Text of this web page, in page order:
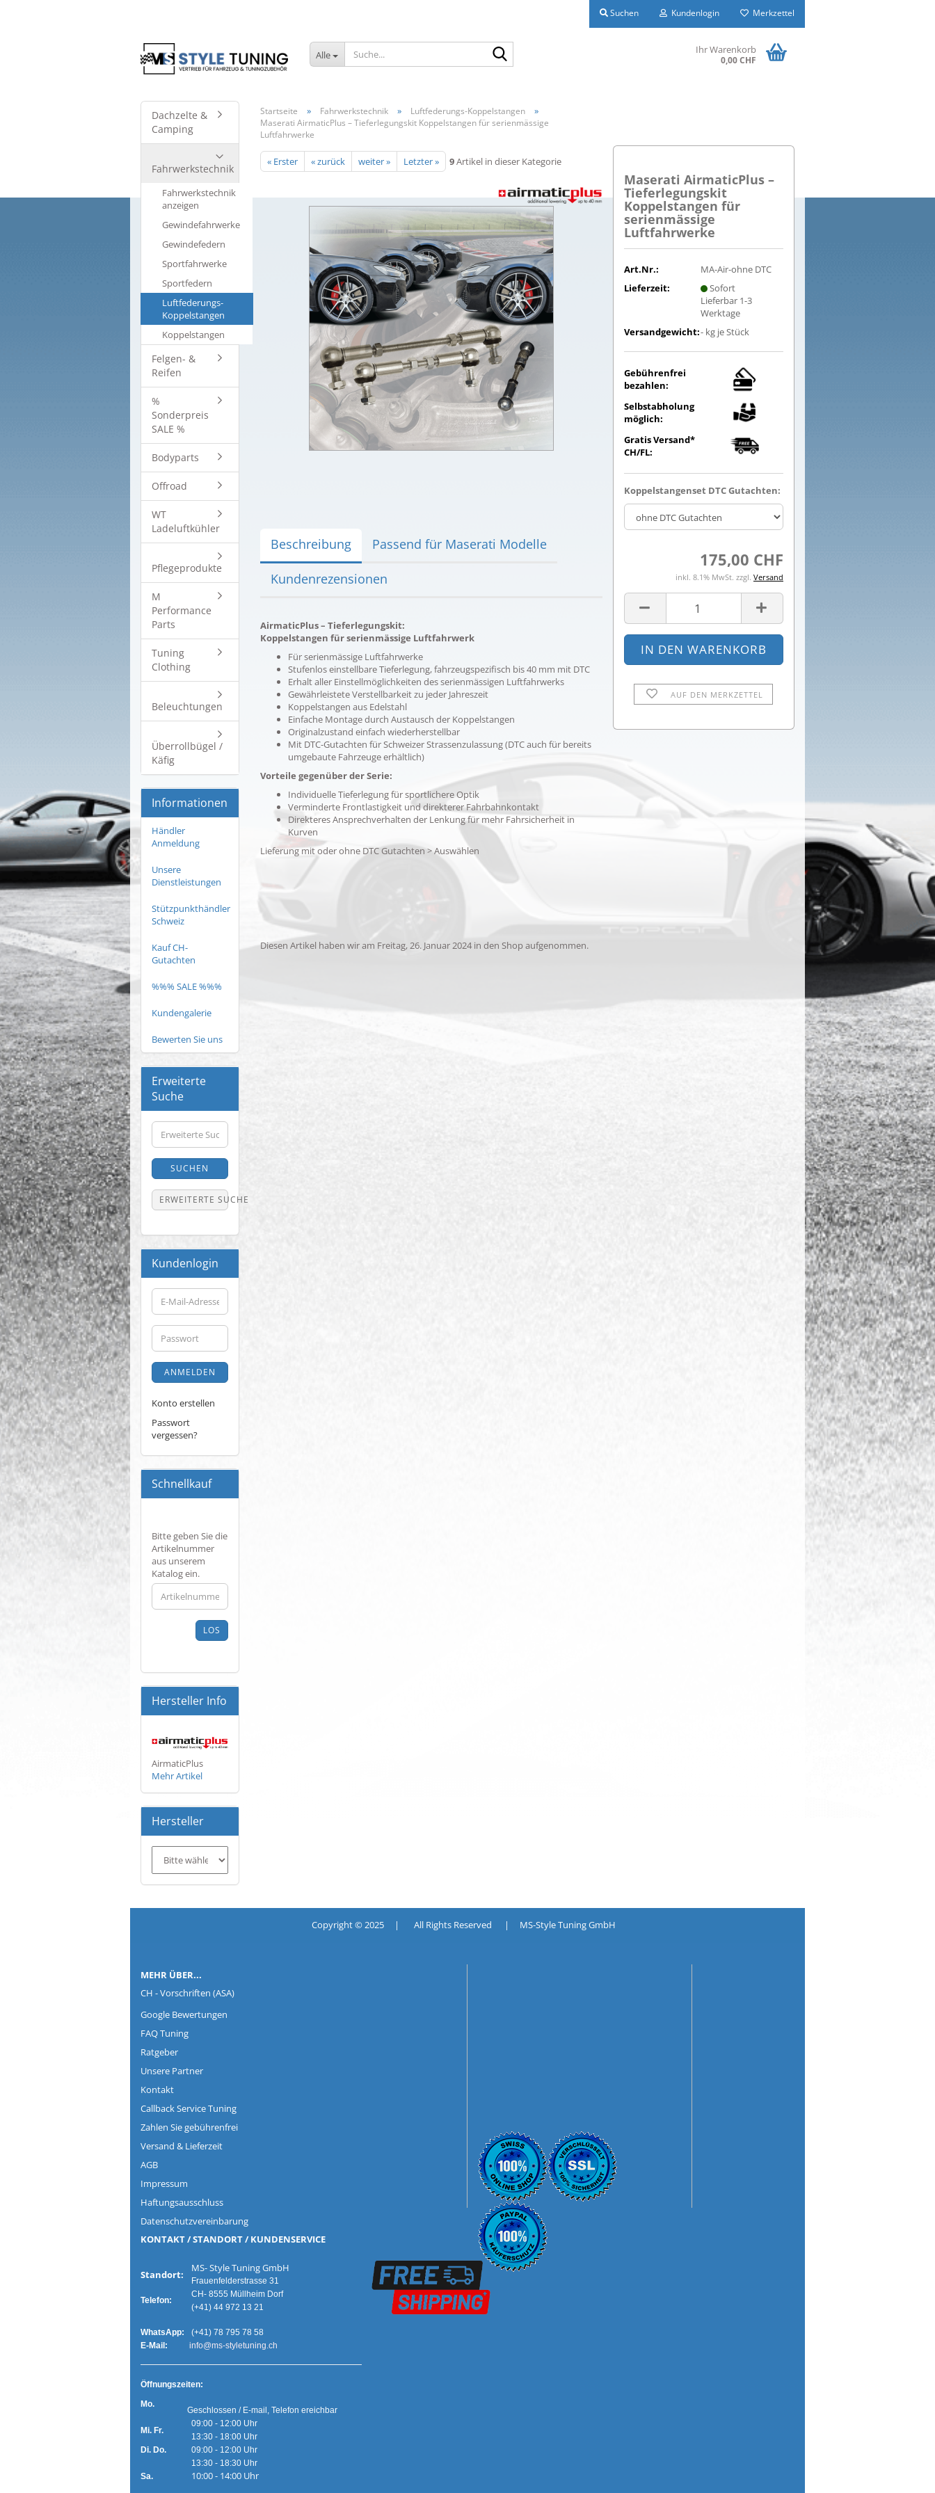
Suchen Kundenlogin Merkzettel
Alle Ihr Warenkorb
0,00 CHF
Startseite » Fahrwerkstechnik » Luftfederungs-Koppelstangen »
Maserati AirmaticPlus – Tieferlegungskit Koppelstangen für serienmässige
Luftfahrwerke
« Erster « zurück weiter » Letzter » 9Artikel in dieser Kategorie
Maserati AirmaticPlus –
Tieferlegungskit
Koppelstangen für
serienmässige
Luftfahrwerke
Art.Nr.:
MA-Air-ohne DTC
Lieferzeit:
Sofort
Lieferbar 1-3
Werktage
Versandgewicht:- kg je Stück
Gebührenfrei
bezahlen:
Selbstabholung
möglich:
Gratis Versand*
CH/FL:
Koppelstangenset DTC Gutachten:
175,00 CHF
inkl. 8.1% MwSt. zzgl. Versand
AUF DEN MERKZETTEL
Beschreibung Passend für Maserati Modelle
Kundenrezensionen
AirmaticPlus – Tieferlegungskit:
Koppelstangen für serienmässige Luftfahrwerk
Für serienmässige Luftfahrwerke
Stufenlos einstellbare Tieferlegung, fahrzeugspezifisch bis 40 mm mit DTC
Erhalt aller Einstellmöglichkeiten des serienmässigen Luftfahrwerks
Gewährleistete Verstellbarkeit zu jeder Jahreszeit
Koppelstangen aus Edelstahl
Einfache Montage durch Austausch der Koppelstangen
Originalzustand einfach wiederherstellbar
Mit DTC-Gutachten für Schweizer Strassenzulassung (DTC auch für bereits
umgebaute Fahrzeuge erhältlich)
Vorteile gegenüber der Serie:
Individuelle Tieferlegung für sportlichere Optik
Verminderte Frontlastigkeit und direkterer Fahrbahnkontakt
Direkteres Ansprechverhalten der Lenkung für mehr Fahrsicherheit in
Kurven
Lieferung mit oder ohne DTC Gutachten > Auswählen
Diesen Artikel haben wir am Freitag, 26. Januar 2024 in den Shop aufgenommen.
Dachzelte &
Camping
Fahrwerkstechnik
Fahrwerkstechnik
anzeigen
Gewindefahrwerke
Gewindefedern
Sportfahrwerke
Sportfedern
Luftfederungs-
Koppelstangen
Koppelstangen
Felgen- &
Reifen
%
Sonderpreis
SALE %
Bodyparts
Offroad
WT
Ladeluftkühler
Pflegeprodukte
M
Performance
Parts
Tuning
Clothing
Beleuchtungen
Überrollbügel /
Käfig
Informationen
Händler
Anmeldung
Unsere
Dienstleistungen
Stützpunkthändler
Schweiz
Kauf CH-
Gutachten
%%% SALE %%%
Kundengalerie
Bewerten Sie uns
Erweiterte
Suche
Erweiterte
Suche
SUCHEN
ERWEITERTE SUCHE
Kundenlogin
E-
Mail-
Adresse
Passwort
ANMELDEN
Konto erstellen
Passwort
vergessen?
Schnellkauf
BITTE
GEBEN
SIE
DIE
ARTIKELNUMMER
AUS
UNSEREM
Bitte geben Sie die
Artikelnummer
aus unserem
Katalog ein.
LOS
Hersteller Info
AirmaticPlus
Mehr Artikel
Hersteller
Copyright © 2025 | All Rights Reserved | MS-Style Tuning GmbH
MEHR ÜBER...
CH - Vorschriften (ASA)
Google Bewertungen
FAQ Tuning
Ratgeber
Unsere Partner
Kontakt
Callback Service Tuning
Zahlen Sie gebührenfrei
Versand & Lieferzeit
AGB
Impressum
Haftungsausschluss
Datenschutzvereinbarung
KONTAKT / STANDORT / KUNDENSERVICE
Standort:
Telefon:
MS- Style Tuning GmbH
Frauenfelderstrasse 31
CH- 8555 Müllheim Dorf
(+41) 44 972 13 21
WhatsApp:
(+41) 78 795 78 58
E-Mail:
info@ms-styletuning.ch
Öffnungszeiten:
Mo.
Mi. Fr.
Geschlossen / E-mail, Telefon ereichbar
09:00 - 12:00 Uhr
13:30 - 18:00 Uhr
Di. Do.
Sa.
09:00 - 12:00 Uhr
13:30 - 18:30 Uhr
10:00 - 14:00 Uhr